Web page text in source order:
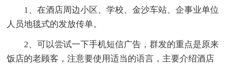
1、在酒店周边小区、学校、金沙车站、企事业单位
人员地毯式的发放传单。
2、可以尝试一下手机短信广告，群发的重点是原来
饭店的老顾客，注意要使用适当的语言，主要介绍酒店